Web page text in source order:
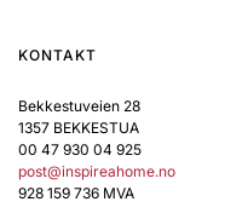
KONTAKT
Bekkestuveien 28
1357 BEKKESTUA
00 47 930 04 925
post@inspireahome.no
928 159 736 MVA